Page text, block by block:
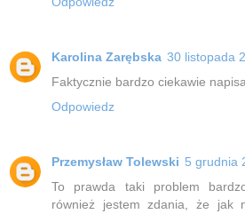
Karolina Zarębska 30 listopada
Faktycznie bardzo ciekawie
Odpowiedz
Przemysław Tolewski 5 grudnia
To prawda taki problem
również jestem zdania, że jak